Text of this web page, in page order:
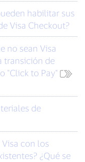
Visa Checkout?
transición de
"Click to Pay"
¿Qué se